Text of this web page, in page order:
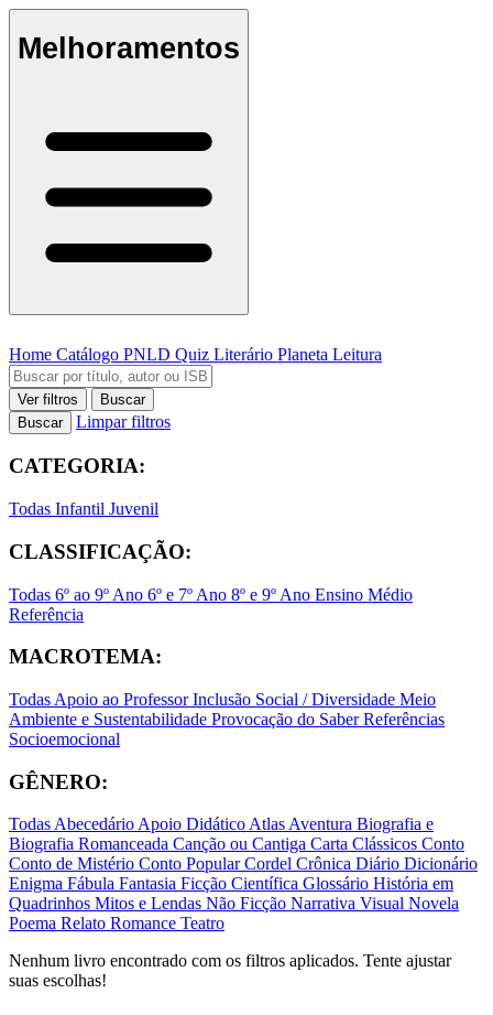
Melhoramentos
Home Catálogo PNLD Quiz Literário Planeta Leitura
Ver filtros
Buscar
Buscar
Limpar filtros
CATEGORIA:
Todas Infantil Juvenil
CLASSIFICAÇÃO:
Todas 6º ao 9º Ano 6º e 7º Ano 8º e 9º Ano Ensino Médio
Referência
MACROTEMA:
Todas Apoio ao ProfessorInclusão Social / Diversidade Meio
Ambiente e Sustentabilidade Provocação do SaberReferências
Socioemocional
GÊNERO:
TodasAbecedárioApoio DidáticoAtlasAventura Biografia e
Biografia Romanceada Canção ou Cantiga Carta Clássicos Conto
Conto de Mistério Conto PopularCordel Crônica Diário Dicionário
Enigma Fábula Fantasia Ficção Científica Glossário História em
Quadrinhos Mitos e Lendas Não Ficção Narrativa Visual Novela
Poema Relato Romance Teatro
Nenhum livro encontrado com os filtros aplicados. Tente ajustar
suas escolhas!